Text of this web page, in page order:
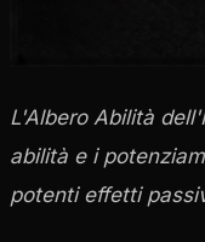
L'Albero Abilità
abilità e i
potenti effetti